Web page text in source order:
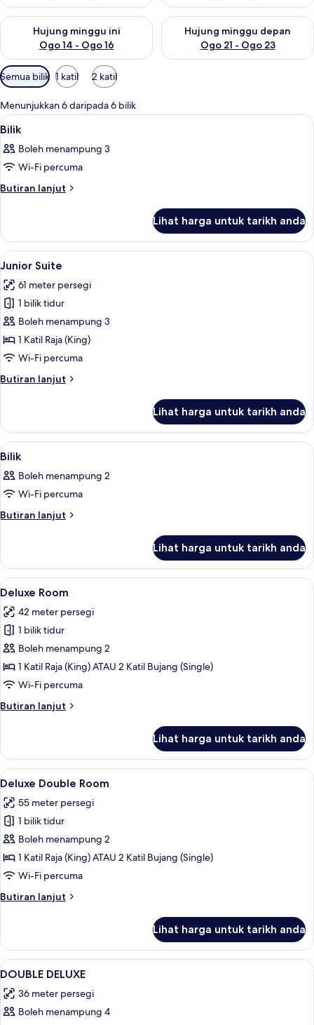
Hujung minggu ini
Ogo 14 - Ogo 16
Semak ketersediaan untuk hujung minggu ini Ogo 14 - Ogo 16
Hujung minggu depan
Ogo 21 - Ogo 23
Semak ketersediaan untuk
Penapis
yang
tersedia
untuk
bilik
Semua bilik 1 katil 2 katil
Menunjukkan 6 daripada 6 bilik
Lihat
semua
foto
untuk
Bilik
Peralatan tempat tidur
7
Bilik
Boleh menampung 3
Wi-Fi percuma
Butiran lanjut
Butiran
Lihat harga untuk tarikh anda
Lihat
semua
foto
untuk
Junior
Suite
Junior Suite | Peralatan tempat
6
Junior Suite
61 meter persegi
1 bilik tidur
Boleh menampung 3
1 Katil Raja (King)
Wi-Fi percuma
Butiran lanjut
Butiran
Suite
Lihat harga untuk tarikh anda
Lihat
semua
foto
untuk
Bilik
Peralatan tempat tidur
8
Bilik
Boleh menampung 2
Wi-Fi percuma
Butiran lanjut
Butiran
Lihat harga untuk tarikh anda
Lihat
semua
foto
untuk
Deluxe
Room
Deluxe Room | Peralatan tempat
6
Deluxe Room
42 meter persegi
1 bilik tidur
Boleh menampung 2
1 Katil Raja (King) ATAU 2 Katil Bujang (Single)
Wi-Fi percuma
Butiran lanjut
Butiran
Room
Lihat harga untuk tarikh anda
Lihat
semua
foto
untuk
Deluxe
Double
Room
Deluxe Double Room | Peralatan
6
Deluxe Double Room
55 meter persegi
1 bilik tidur
Boleh menampung 2
1 Katil Raja (King) ATAU 2 Katil Bujang (Single)
Wi-Fi percuma
Butiran lanjut
Butiran
Double
Room
Lihat harga untuk tarikh anda
Lihat
semua
foto
untuk
Peralatan tempat tidur
2
DOUBLE DELUXE
36 meter persegi
Boleh menampung 4